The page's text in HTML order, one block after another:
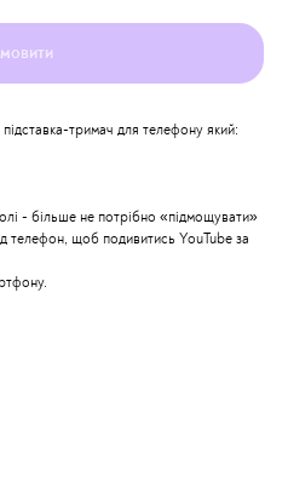
тримач для телефону який:
- більше не потрібно «підмощувати»
телефон, щоб подивитись YouTube за